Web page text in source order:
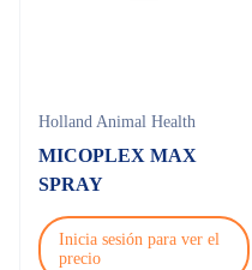
Holland Animal Health
MICOPLEX MAX
SPRAY
Inicia sesión para ver el
precio